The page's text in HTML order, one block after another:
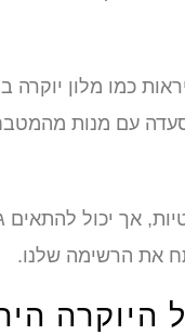
כמו מלון יוקרה
עם מנות
אך יכול
את הרשימה שלנו.
היוקרה